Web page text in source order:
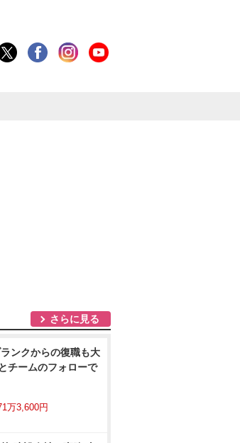
さらに見る
ンクからの復職も大
チームのフォローで
万3,600円